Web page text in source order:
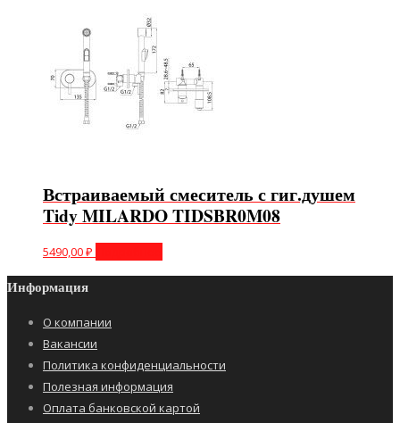
Встраиваемый смеситель с гиг.душем
Tidy MILARDO TIDSBR0M08
5490,00₽
Информация
О компании
Вакансии
Политика конфиденциальности
Полезная информация
Оплата банковской картой